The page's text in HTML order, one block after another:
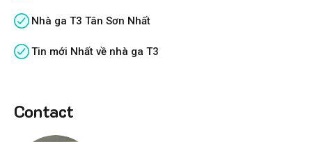
Nhà ga T3 Tân Sơn Nhất
Tin mới Nhất về nhà ga T3
Contact